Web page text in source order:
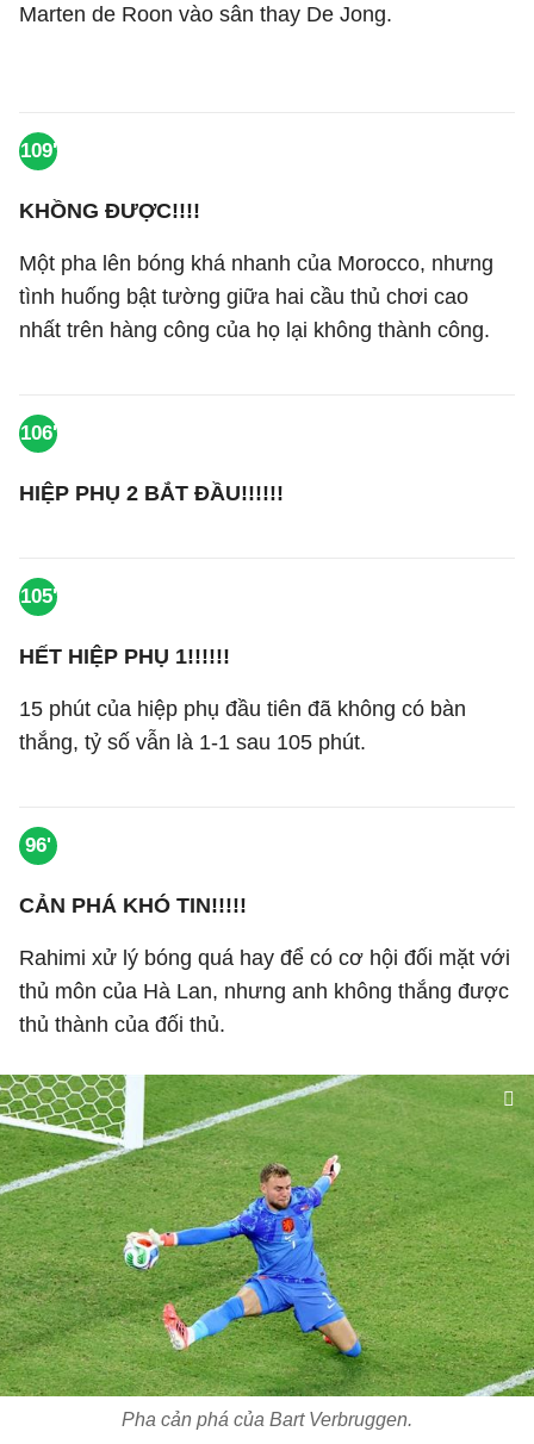
Marten de Roon vào sân thay De Jong.
109'
KHỒNG ĐƯỢC!!!!
Một pha lên bóng khá nhanh của Morocco, nhưng
tình huống bật tường giữa hai cầu thủ chơi cao
nhất trên hàng công của họ lại không thành công.
106'
HIỆP PHỤ 2 BẮT ĐẦU!!!!!!
105'
HẾT HIỆP PHỤ 1!!!!!!
15 phút của hiệp phụ đầu tiên đã không có bàn
thắng, tỷ số vẫn là 1-1 sau 105 phút.
96'
CẢN PHÁ KHÓ TIN!!!!!
Rahimi xử lý bóng quá hay để có cơ hội đối mặt với
thủ môn của Hà Lan, nhưng anh không thắng được
thủ thành của đối thủ.
Pha cản phá của Bart Verbruggen.